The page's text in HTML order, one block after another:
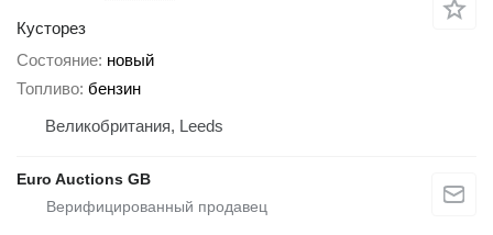
Кусторез
Состояние новый
Топливо бензин
Великобритания, Leeds
Euro Auctions GB